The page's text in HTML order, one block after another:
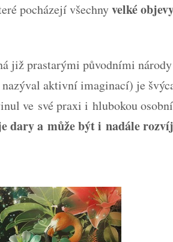
pocházejí všechnyvelké
již prastarými původními
aktivní imaginací) je
ve své praxi i hlubokou
dary a může být i nadále